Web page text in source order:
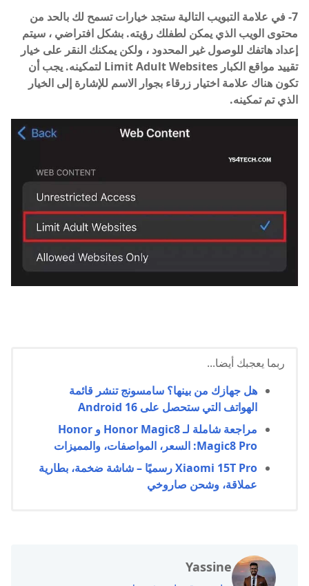
7- في علامة التبويب التالية ستجد خيارات تسمح لك بالحد من
محتوى الويب الذي يمكن لطفلك رؤيته. بشكل افتراضي ، سيتم
إعداد هاتفك للوصول غير المحدود ، ولكن يمكنك النقر على خيار
تقييد مواقع الكبار Limit Adult Websites لتمكينه. يجب أن
تكون هناك علامة اختيار زرقاء بجوار الاسم للإشارة إلى الخيار
الذي تم تمكينه.
ربما يعجبك أيضا...
هل جهازك من بينها؟ سامسونج تنشر قائمة
الهواتف التي ستحصل على Android 16
مراجعة شاملة لـ Honor Magic8 و Honor
Magic8 Pro: السعر، المواصفات، والمميزات
Xiaomi 15T Pro رسميًا – شاشة ضخمة، بطارية
عملاقة، وشحن صاروخي
Yassine